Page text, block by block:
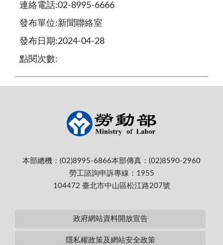
連絡電話:02-8995-6666
發布單位:新聞聯絡室
發布日期:2024-04-28
點閱次數:
本部總機：(02)8995-6866本部傳真：(02)8590-2960
勞工諮詢申訴專線：1955
104472 臺北市中山區松江路207號
政府網站資料開放宣告
隱私權政策及網站安全政策